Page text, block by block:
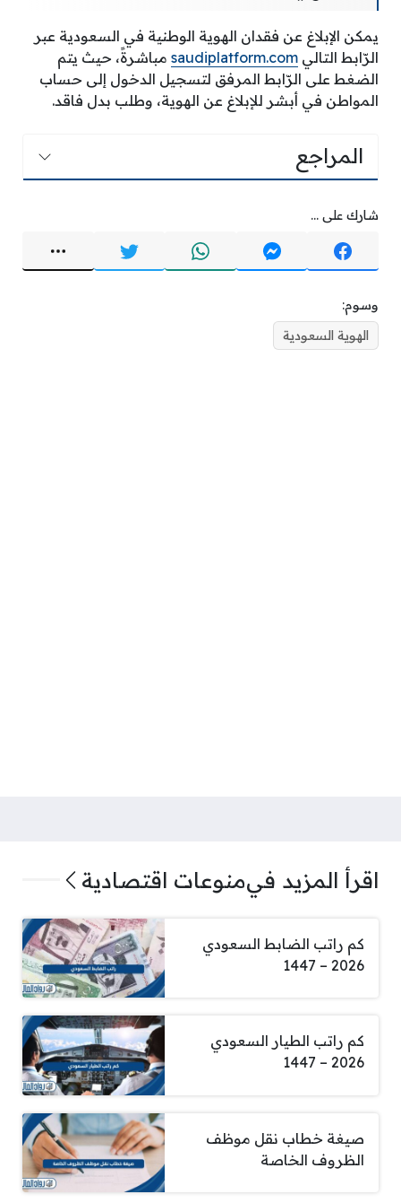
يمكن الإبلاغ عن فقدان الهوية الوطنية في السعودية عبر
الرّابط التالي saudiplatform.com مباشرةً، حيث يتم
الضغط على الرّابط المرفق لتسجيل الدخول إلى حساب
المواطن في أبشر للإبلاغ عن الهوية، وطلب بدل فاقد.
المراجع
شارك على ...
وسوم:
الهوية السعودية
اقرأ المزيد فيمنوعات اقتصادية
كم راتب الضابط السعودي
2026 – 1447
كم راتب الطيار السعودي
2026 – 1447
صيغة خطاب نقل موظف
الظروف الخاصة